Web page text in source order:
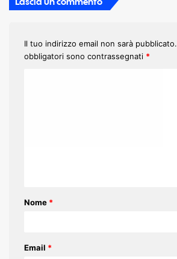
Il tuo indirizzo email non sarà pubblicato.
obbligatori sono contrassegnati *
o
Nome *
Email *